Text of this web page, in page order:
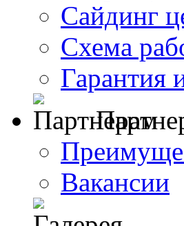
Сайдинг
Схема
Гарантия
Вакансии